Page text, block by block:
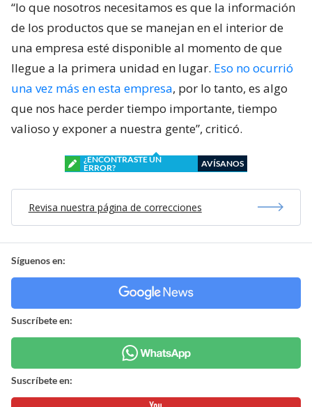
“lo que nosotros necesitamos es que la información
de los productos que se manejan en el interior de
una empresa esté disponible al momento de que
llegue a la primera unidad en lugar. Eso no ocurrió
una vez más en esta empresa, por lo tanto, es algo
que nos hace perder tiempo importante, tiempo
valioso y exponer a nuestra gente”, criticó.
¿ENCONTRASTE UN
ERROR?
AVÍSANOS
Revisa nuestra página de correcciones
Síguenos en:
Suscríbete en:
Suscríbete en: